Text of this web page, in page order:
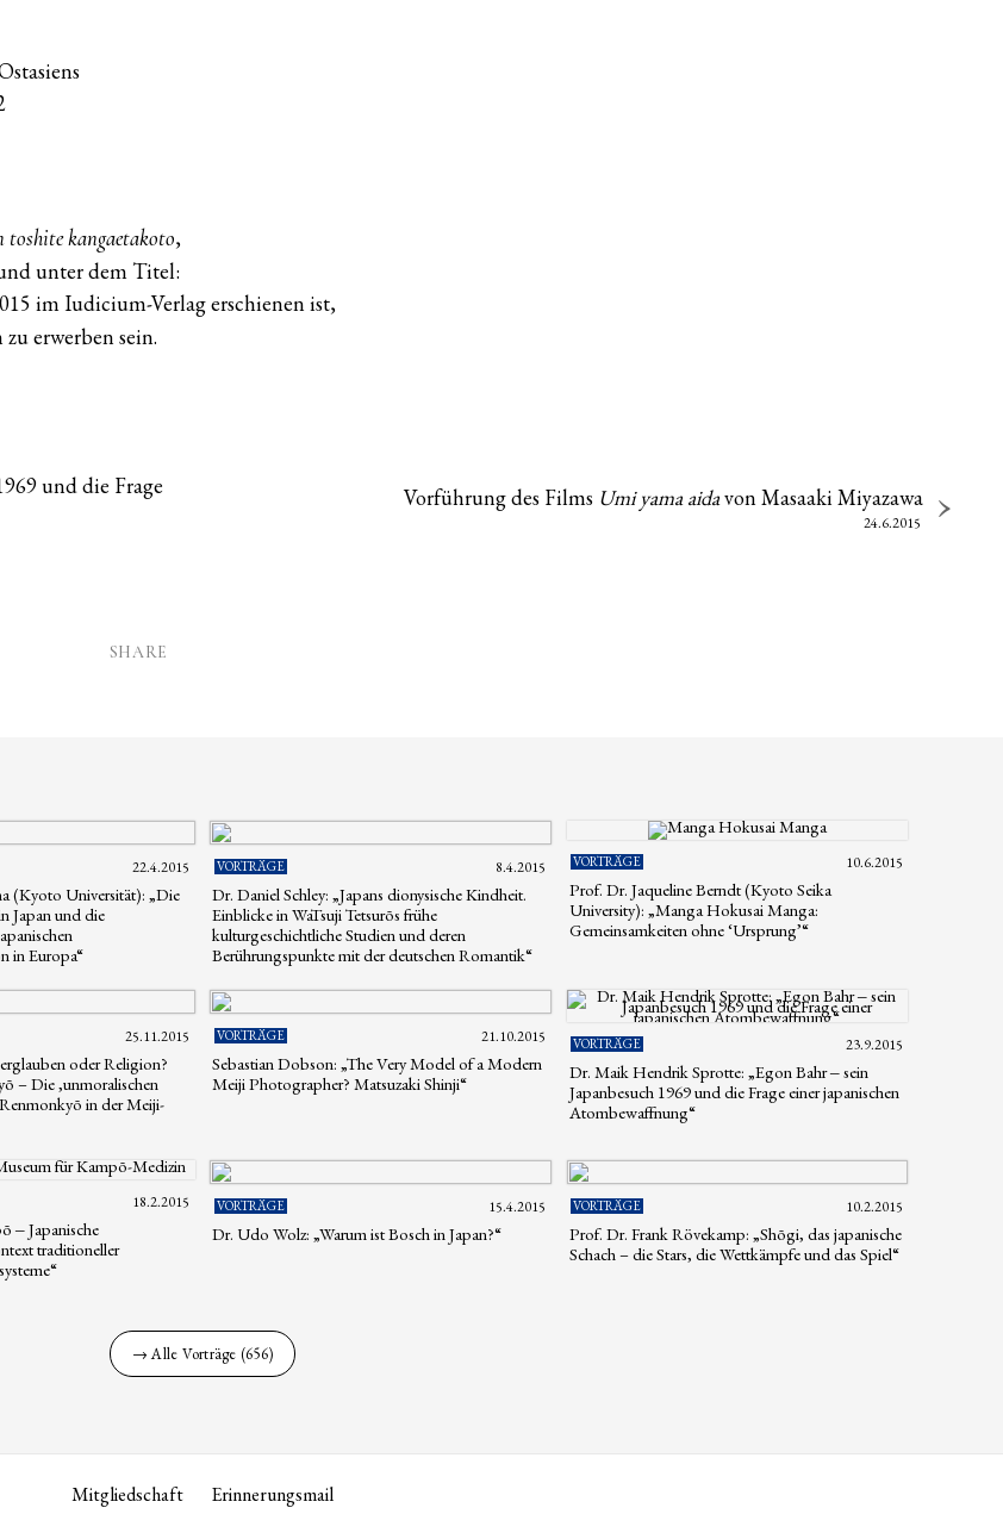
kangaetakoto,
unter dem Titel:
im Iudicium-Verlag erschienen ist,
erwerben sein.
und die Frage
Vorführung des Films Umi yama aidavon Masaaki Miyazawa
24.6.2015
SHARE
22.4.2015
(Kyoto Universität): „Die
Japan und die
in Europa“
VORTRÄGE 8.4.2015
Dr. Daniel Schley: „Japans dionysische Kindheit.
Einblicke in WaTsuji Tetsurōs frühe
kulturgeschichtliche Studien und deren
Berührungspunkte mit der deutschen Romantik“
VORTRÄGE 10.6.2015
Prof. Dr. Jaqueline Berndt (Kyoto Seika
University): „Manga Hokusai Manga:
Gemeinsamkeiten ohne ‘Ursprung’“
25.11.2015
oder Religion?
– Die ,unmoralischen
in der Meiji-
VORTRÄGE 21.10.2015
Sebastian Dobson: „The Very Model of a Modern
Meiji Photographer? Matsuzaki Shinji“
VORTRÄGE 23.9.2015
Dr. Maik Hendrik Sprotte: „Egon Bahr ‒ sein
Japanbesuch 1969 und die Frage einer japanischen
Atombewaffnung“
18.2.2015
‒ Japanische
traditioneller
VORTRÄGE 15.4.2015
Dr. Udo Wolz: „Warum ist Bosch in Japan?“
VORTRÄGE 10.2.2015
Prof. Dr. Frank Rövekamp: „Shōgi, das japanische
Schach – die Stars, die Wettkämpfe und das Spiel“
→ Alle Vorträge (656)
Mitgliedschaft Erinnerungsmail